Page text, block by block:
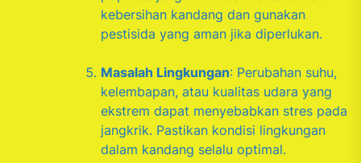
kebersihan kandang dan gunakan
pestisida yang aman jika diperlukan.
Masalah Lingkungan: Perubahan suhu,
kelembapan, atau kualitas udara yang
ekstrem dapat menyebabkan stres pada
jangkrik. Pastikan kondisi lingkungan
dalam kandang selalu optimal.